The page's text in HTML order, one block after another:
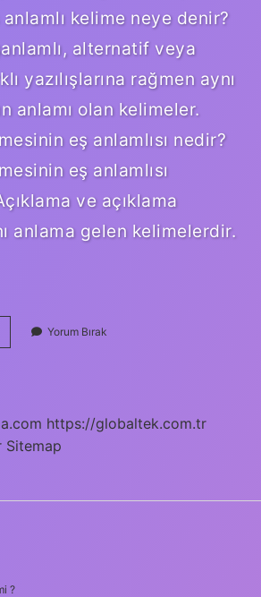
anlamlı kelime neye denir?
alternatif veya
yazılışlarına rağmen aynı
anlamı olan kelimeler.
eş anlamlısı nedir?
eş anlamlısı
ve açıklama
anlama gelen kelimelerdir.
Yorum Bırak
https://globaltek.com.tr
Sitemap
?